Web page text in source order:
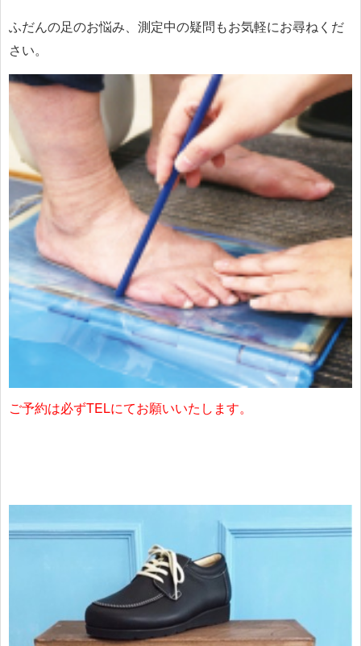
ふだんの足のお悩み、測定中の疑問もお気軽にお尋ねくだ
さい。
ご予約は必ずTELにてお願いいたします。